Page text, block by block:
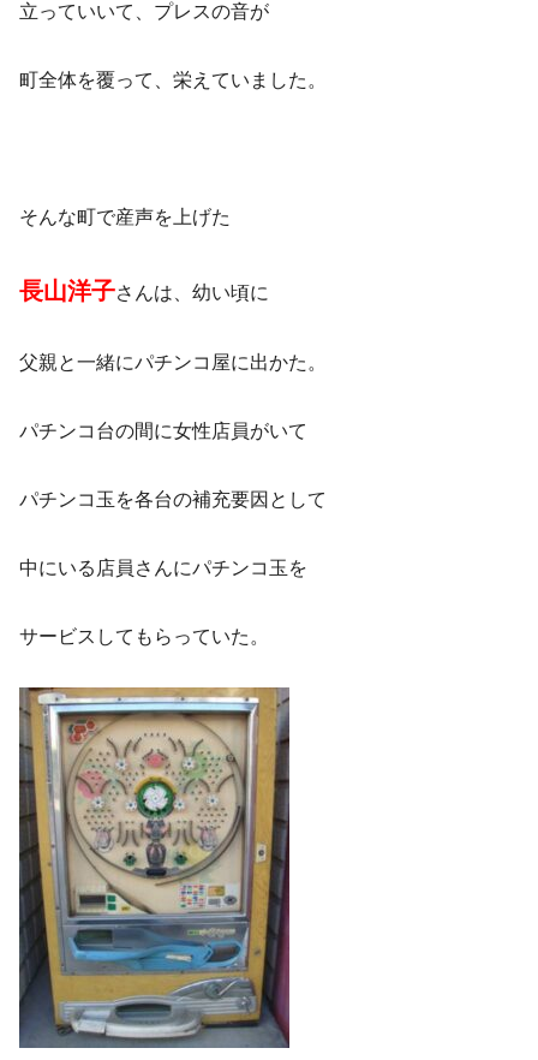
立っていいて、プレスの音が
町全体を覆って、栄えていました。
そんな町で産声を上げた
長山洋子さんは、幼い頃に
父親と一緒にパチンコ屋に出かた。
パチンコ台の間に女性店員がいて
パチンコ玉を各台の補充要因として
中にいる店員さんにパチンコ玉を
サービスしてもらっていた。